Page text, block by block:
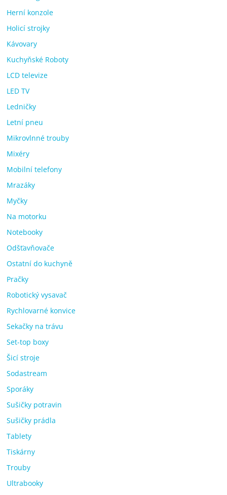
Herní konzole
Holicí strojky
Kávovary
Kuchyňské Roboty
LCD televize
LED TV
Ledničky
Letní pneu
Mikrovlnné trouby
Mixéry
Mobilní telefony
Mrazáky
Myčky
Na motorku
Notebooky
Odšťavňovače
Ostatní do kuchyně
Pračky
Robotický vysavač
Rychlovarné konvice
Sekačky na trávu
Set-top boxy
Šicí stroje
Sodastream
Sporáky
Sušičky potravin
Sušičky prádla
Tablety
Tiskárny
Trouby
Ultrabooky